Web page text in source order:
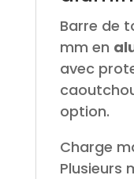
Barre de
mm en
avec
option.
Charge
Plusieurs